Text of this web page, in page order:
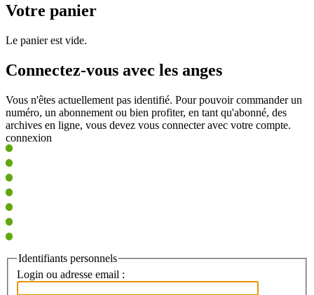
Votre panier
Le panier est vide.
Connectez-vous avec les anges
Vous n'êtes actuellement pas identifié. Pour pouvoir commander un
numéro, un abonnement ou bien profiter, en tant qu'abonné, des
archives en ligne, vous devez vous connecter avec votre compte.
connexion
Identifiants personnels
Login ou adresse email :